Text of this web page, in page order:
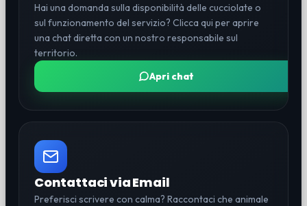
Hai una domanda sulla disponibilità delle cucciolate o
sul funzionamento del servizio? Clicca qui per aprire
una chat diretta con un nostro responsabile sul
territorio.
Apri chat
Contattaci via Email
Preferisci scrivere con calma? Raccontaci che animale